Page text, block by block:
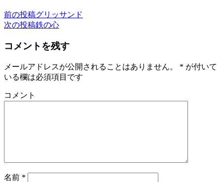
前の投稿グリッサンド
次の投稿鉄の心
コメントを残す
メールアドレスが公開されることはありません。 * が付いて
いる欄は必須項目です
コメント
名前 *